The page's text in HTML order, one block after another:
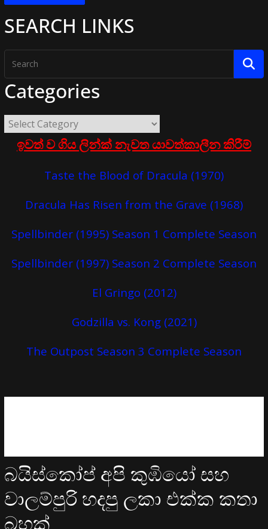
SEARCH LINKS
Categories
ඉවත් ව ගිය ලින්ක් නැවත යාවත්කාලීන කිරීම්
Taste the Blood of Dracula (1970)
Dracula Has Risen from the Grave (1968)
Spellbinder (1995) Season 1 Complete Season
Spellbinder (1997) Season 2 Complete Season
El Gringo (2012)
Godzilla vs. Kong (2021)
The Outpost Season 3 Complete Season
බයිස්කෝප් අපි කුඹියෝ සහ
වාලම්පුරි හදපු ලකා එක්ක කතා
බහක්